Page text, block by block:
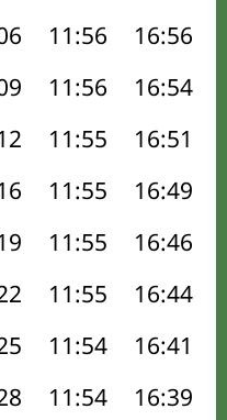
11:56 16:56
11:56 16:54
11:55 16:51
11:55 16:49
11:55 16:46
11:55 16:44
11:54 16:41
11:54 16:39